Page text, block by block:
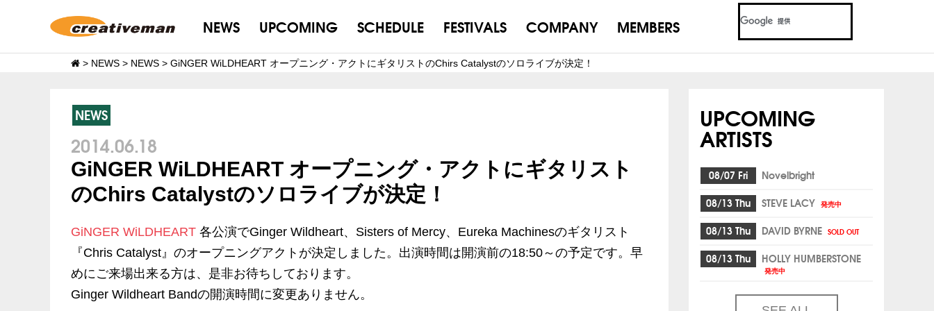
NEWS UPCOMING SCHEDULE FESTIVALS COMPANY MEMBERS
> NEWS > NEWS > GiNGER WiLDHEART オープニング・アクトにギタリストのChirs Catalystのソロライブが決定！
NEWS
2014.06.18
GiNGER WiLDHEART オープニング・アクトにギタリスト
のChirs Catalystのソロライブが決定！
GiNGER WiLDHEART 各公演でGinger Wildheart、Sisters of Mercy、Eureka Machinesのギタリスト
『Chris Catalyst』のオープニングアクトが決定しました。出演時間は開演前の18:50～の予定です。早
めにご来場出来る方は、是非お待ちしております。
Ginger Wildheart Bandの開演時間に変更ありません。
UPCOMING
ARTISTS
08/07 Fri
Novelbright
08/13 Thu
STEVE LACY 発売中
08/13 Thu DAVID BYRNE SOLD OUT
08/13 Thu HOLLY HUMBERSTONE
発売中